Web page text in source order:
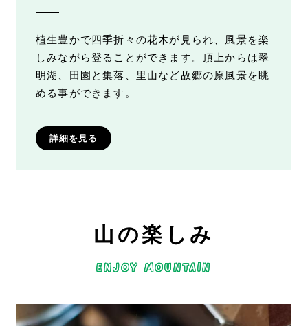
植生豊かで四季折々の花木が見られ、風景を楽
しみながら登ることができます。頂上からは翠
明湖、田園と集落、里山など故郷の原風景を眺
める事ができます。
詳細を見る
山の楽しみ
ENJOY MOUNTAIN